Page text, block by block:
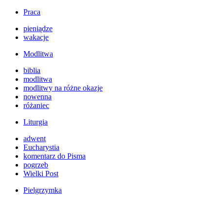
Praca
pieniądze
wakacje
Modlitwa
biblia
modlitwa
modlitwy na różne okazje
nowenna
różaniec
Liturgia
adwent
Eucharystia
komentarz do Pisma
pogrzeb
Wielki Post
Pielgrzymka